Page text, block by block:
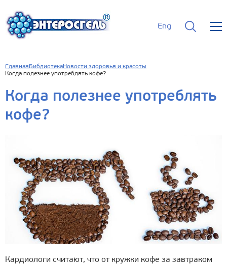
Eng
Главная БиблиотекаНовости здоровья и красоты
Когда полезнее употреблять кофе?
Когда полезнее употреблять
кофе?
Кардиологи считают, что от кружки кофе за завтраком